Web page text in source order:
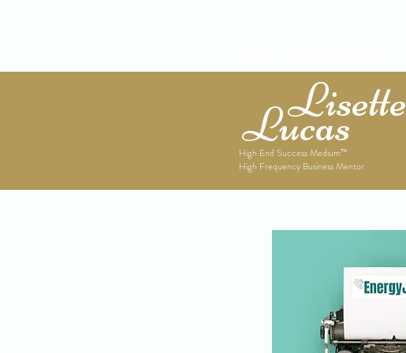
Lisette
Lucas
High End Success Medium™
High Frequency Business Mentor